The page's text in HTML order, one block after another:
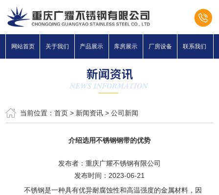
网站首页 关于我们 产品展示 库房展示 厂房设备 联系我们
当前位置：首页 > 新闻资讯 >公司新闻
介绍选用不锈钢钢带的优势
发布者：重庆广耀不锈钢有限公司
发布时间：2023-06-21
不锈钢是一种具有优异耐腐蚀性和高温强度的金属材料，因